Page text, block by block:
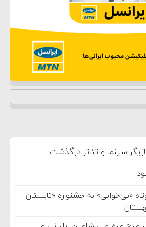
سینما و تئاتر درگذشت
«بی‌خوابی» به جشنواره «تابستان